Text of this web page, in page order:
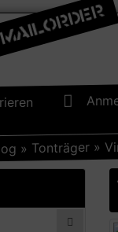
» Tonträger »